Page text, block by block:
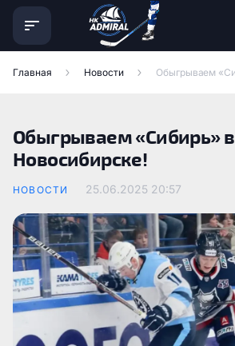
Главная Новости
Обыгрываем «Сибирь» в
Новосибирске!
НОВОСТИ 25.06.2025 20:57